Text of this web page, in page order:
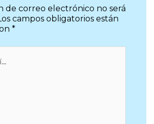
de correo electrónico no será
campos obligatorios están
*